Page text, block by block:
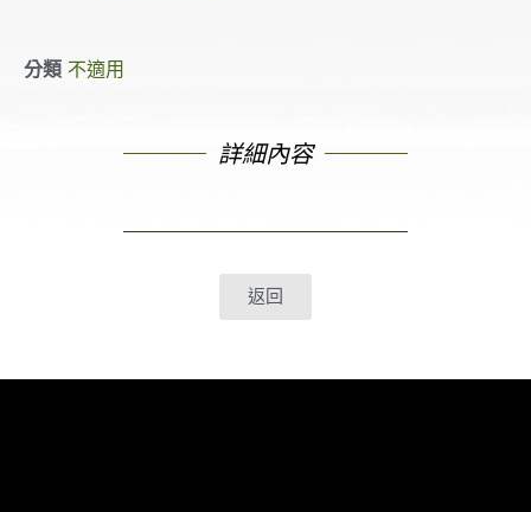
分類 不適用
詳細內容
返回